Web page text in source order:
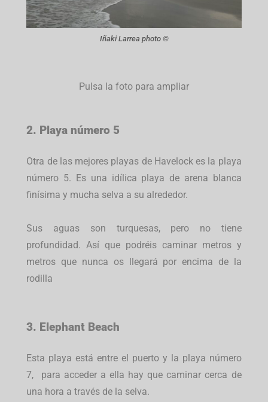
Iñaki Larrea photo ©
Pulsa la foto para ampliar
2. Playa número 5
Otra de las mejores playas de Havelock es la playa
número 5. Es una idílica playa de arena blanca
finísima y mucha selva a su alrededor.
Sus aguas son turquesas, pero no tiene
profundidad. Así que podréis caminar metros y
metros que nunca os llegará por encima de la
rodilla
3. Elephant Beach
Esta playa está entre el puerto y la playa número
7, para acceder a ella hay que caminar cerca de
una hora a través de la selva.